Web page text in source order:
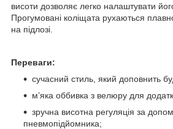
висоти дозволяє легко налаштувати
Прогумовані коліщата рухаються
на підлозі.
Переваги:
сучасний стиль, який доповнить
м’яка оббивка з велюру для
зручна висотна регуляція за
пневмопідйомника;